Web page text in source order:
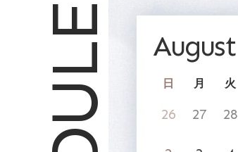
August
日 月 火
26 27 28